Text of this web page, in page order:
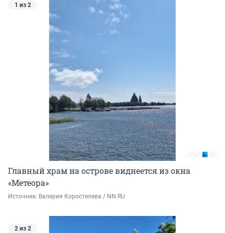
1 из 2
Главный храм на острове виднеется из окна
«Метеора»
Источник: Валерия Коростелева / NN.RU
2 из 2